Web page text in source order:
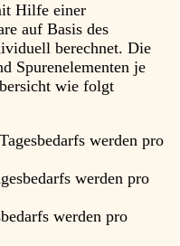
Hilfe einer
auf Basis des
berechnet. Die
Spurenelementen je
wie folgt
werden pro
werden pro
werden pro